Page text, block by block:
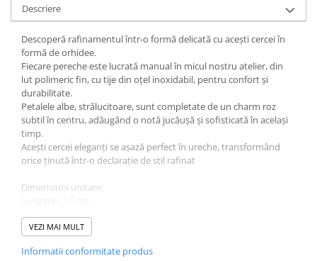
Descriere
Descoperă rafinamentul într-o formă delicată cu acești cercei în
formă de orhidee.
Fiecare pereche este lucrată manual în micul nostru atelier, din
lut polimeric fin, cu tije din oțel inoxidabil, pentru confort și
durabilitate.
Petalele albe, strălucitoare, sunt completate de un charm roz
subtil în centru, adăugând o notă jucăușă și sofisticată în același
timp.
Acești cercei eleganți se așază perfect în ureche, transformând
orice ținută într-o declarație de stil rafinat
Dimensiuni unitare:
Lățime: 5,5 cm
VEZI MAI MULT
Informatii conformitate produs